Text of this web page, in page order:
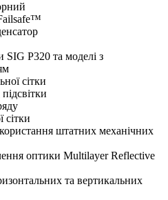
SIG P320 та моделі з
сітки
сітки
штатних механічних
оптики Multilayer Reflective
та вертикальних